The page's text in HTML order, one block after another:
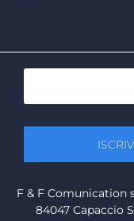
F & F Comunication
84047 Capaccio